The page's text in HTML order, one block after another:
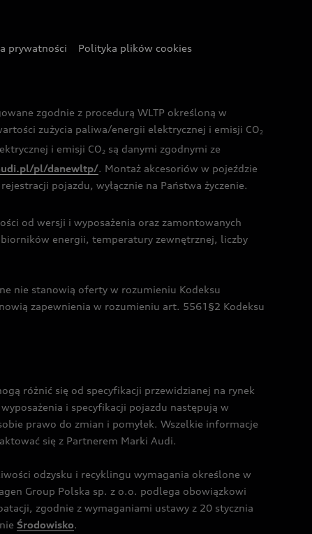
prywatności
Polityka plików cookies
zgodnie z procedurą WLTP określoną w
zużycia paliwa/energii elektrycznej i emisji CO2
i emisji CO2 są danymi zgodnymi ze
pl/danewltp/. Montaż akcesoriów w pojeździe
pojazdu, wyłącznie na Państwa życzenie.
od wersji i wyposażenia oraz zamontowanych
energii, temperatury zewnętrznej, liczby
nie stanowią oferty w rozumieniu Kodeksu
zapewnienia w rozumieniu art. 5561§2 Kodeksu
różnić się od specyfikacji przewidzianej na rynek
i specyfikacji pojazdu następują w
prawo do zmian i pomyłek. Wszelkie informacje
się z Partnerem Marki Audi.
odzysku i recyklingu wymagania określone w
Group Polska sp. z o.o. podlega obowiązkowi
zgodnie z wymaganiami ustawy z 20 stycznia
Środowisko.